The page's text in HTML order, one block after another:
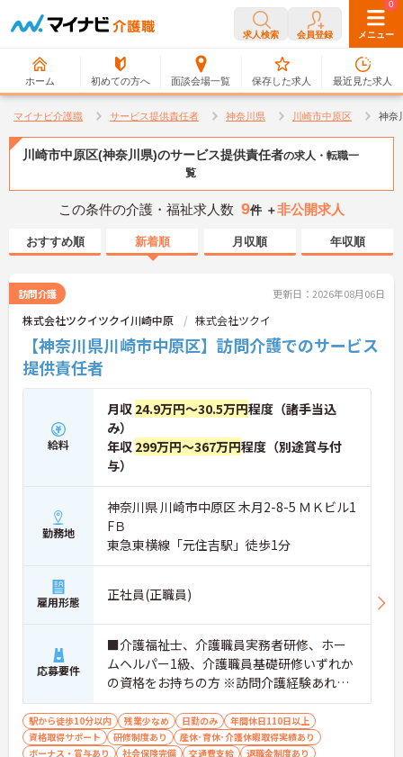
求人検索 会員登録 メニュー
ホーム 初めての方へ 面談会場一覧
0
保存した求人
0
最近見た求人
マイナビ介護職 サービス提供責任者 神奈川県 川崎市中原区 神奈
川崎市中原区(神奈川県)のサービス提供責任者の求人・転職一
覧
この条件の介護・福祉求人数 9件 ＋非公開求人
おすすめ順 新着順 月収順 年収順
訪問介護 更新日：2026年08月06日
株式会社ツクイツクイ川崎中原 株式会社ツクイ
【神奈川県川崎市中原区】訪問介護でのサービス
提供責任者
給料
月収 24.9万円～30.5万円程度（諸手当込
み）
年収 299万円～367万円程度（別途賞与付
与）
勤務地
神奈川県 川崎市中原区 木月2-8-5 ＭＫビル1
FＢ
東急東横線「元住吉駅」徒歩1分
雇用形態 正社員(正職員)
応募要件
■介護福祉士、介護職員実務者研修、ホー
ムヘルパー1級、介護職員基礎研修いずれか
の資格をお持ちの方 ※訪問介護経験あれば
尚可 ※未経験相談可能
駅から徒歩10分以内 残業少なめ 日勤のみ
年間休日110日以上
資格取得サポート
研修制度あり
産休･育休･介護休暇取得実績あり
ボーナス・賞与あり
社会保険完備 交通費支給 退職金制度あり